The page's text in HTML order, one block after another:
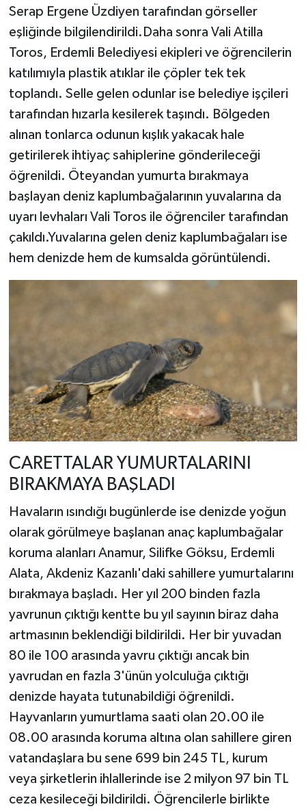
Serap Ergene Üzdiyen tarafından görseller
eşliğinde bilgilendirildi.Daha sonra Vali Atilla
Toros, Erdemli Belediyesi ekipleri ve öğrencilerin
katılımıyla plastik atıklar ile çöpler tek tek
toplandı. Selle gelen odunlar ise belediye işçileri
tarafından hızarla kesilerek taşındı. Bölgeden
alınan tonlarca odunun kışlık yakacak hale
getirilerek ihtiyaç sahiplerine gönderileceği
öğrenildi. Öteyandan yumurta bırakmaya
başlayan deniz kaplumbağalarının yuvalarına da
uyarı levhaları Vali Toros ile öğrenciler tarafından
çakıldı.Yuvalarına gelen deniz kaplumbağaları ise
hem denizde hem de kumsalda görüntülendi.
CARETTALAR YUMURTALARINI
BIRAKMAYA BAŞLADI
Havaların ısındığı bugünlerde ise denizde yoğun
olarak görülmeye başlanan anaç kaplumbağalar
koruma alanları Anamur, Silifke Göksu, Erdemli
Alata, Akdeniz Kazanlı'daki sahillere yumurtalarını
bırakmaya başladı. Her yıl 200 binden fazla
yavrunun çıktığı kentte bu yıl sayının biraz daha
artmasının beklendiği bildirildi. Her bir yuvadan
80 ile 100 arasında yavru çıktığı ancak bin
yavrudan en fazla 3'ünün yolculuğa çıktığı
denizde hayata tutunabildiği öğrenildi.
Hayvanların yumurtlama saati olan 20.00 ile
08.00 arasında koruma altına olan sahillere giren
vatandaşlara bu sene 699 bin 245 TL, kurum
veya şirketlerin ihlallerinde ise 2 milyon 97 bin TL
ceza kesileceği bildirildi. Öğrencilerle birlikte